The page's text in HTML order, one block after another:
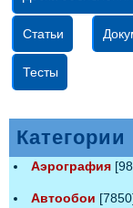
Статьи
Тесты
Категории
Аэрография
Автообои